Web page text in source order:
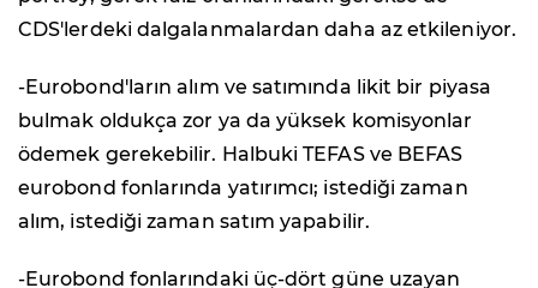
CDS'lerdeki dalgalanmalardan daha az etkileniyor.
-Eurobond'ların alım ve satımında likit bir piyasa
bulmak oldukça zor ya da yüksek komisyonlar
ödemek gerekebilir. Halbuki TEFAS ve BEFAS
eurobond fonlarında yatırımcı; istediği zaman
alım, istediği zaman satım yapabilir.
-Eurobond fonlarındaki üç-dört güne uzayan